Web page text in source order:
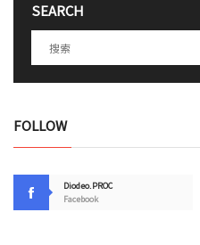
SEARCH
FOLLOW
Diodeo.PROC
Facebook